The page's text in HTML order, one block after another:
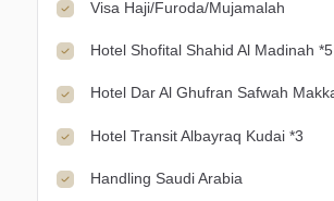
Visa Haji/Furoda/Mujamalah
Hotel Shofital Shahid Al Madinah *5
Hotel Dar Al Ghufran Safwah
Hotel Transit Albayraq Kudai *3
Handling Saudi Arabia